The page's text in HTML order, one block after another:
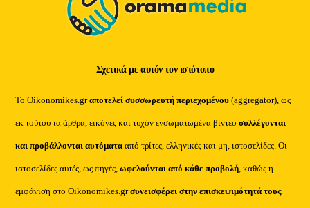
Σχετικά με αυτόν τον ιστότοπο
Το Oikonomikes.grαποτελεί συσσωρευτή περιεχομένου (aggregator), ως
εκ τούτου τα άρθρα, εικόνες και τυχόν ενσωματωμένα βίντεοσυλλέγονται
και προβάλλονται αυτόματααπό τρίτες, ελληνικές και μη, ιστοσελίδες. Οι
ιστοσελίδες αυτές, ως πηγές,ωφελούνται από κάθε προβολή, καθώς η
εμφάνιση στο Oikonomikes.grσυνεισφέρει στην επισκεψιμότητά τους